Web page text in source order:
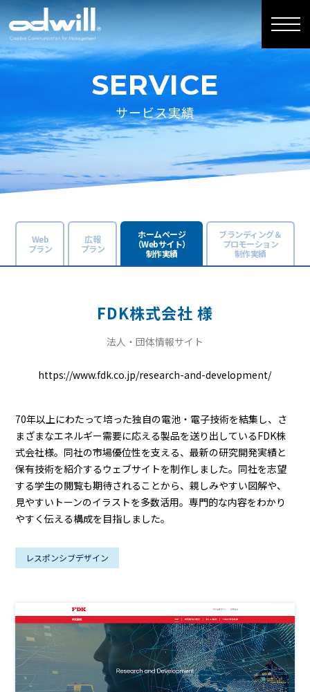
SERVICE
サービス実績
Web
プラン
広報
プラン
ホームページ
（Webサイト）
制作実績
ブランディング＆
プロモーション
制作実績
FDK株式会社 様
法人・団体情報サイト
https://www.fdk.co.jp/research-and-development/
70年以上にわたって培った独自の電池・電子技術を結集し、さ
まざまなエネルギー需要に応える製品を送り出しているFDK株
式会社様。同社の市場優位性を支える、最新の研究開発実績と
保有技術を紹介するウェブサイトを制作しました。同社を志望
する学生の閲覧も期待されることから、親しみやすい図解や、
見やすいトーンのイラストを多数活用。専門的な内容をわかり
やすく伝える構成を目指しました。
レスポンシブデザイン